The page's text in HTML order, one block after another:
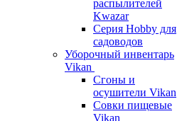
распылителей
Kwazar
Серия Hobby для
садоводов
Уборочный инвентарь
Vikan
Сгоны и
осушители Vikan
Совки пищевые
Vikan